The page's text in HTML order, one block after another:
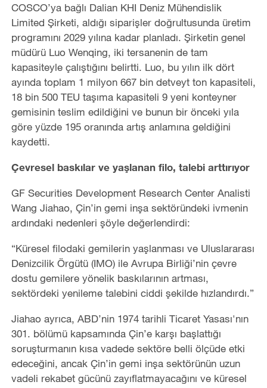
COSCO’ya bağlı Dalian KHI Deniz Mühendislik
Limited Şirketi, aldığı siparişler doğrultusunda üretim
programını 2029 yılına kadar planladı. Şirketin genel
müdürü Luo Wenqing, iki tersanenin de tam
kapasiteyle çalıştığını belirtti. Luo, bu yılın ilk dört
ayında toplam 1 milyon 667 bin detveyt ton kapasiteli,
18 bin 500 TEU taşıma kapasiteli 9 yeni konteyner
gemisinin teslim edildiğini ve bunun bir önceki yıla
göre yüzde 195 oranında artış anlamına geldiğini
kaydetti.
Çevresel baskılar ve yaşlanan filo, talebi arttırıyor
GF Securities Development Research Center Analisti
Wang Jiahao, Çin’in gemi inşa sektöründeki ivmenin
ardındaki nedenleri şöyle değerlendirdi:
“Küresel filodaki gemilerin yaşlanması ve Uluslararası
Denizcilik Örgütü (IMO) ile Avrupa Birliği’nin çevre
dostu gemilere yönelik baskılarının artması,
sektördeki yenileme talebini ciddi şekilde hızlandırdı.”
Jiahao ayrıca, ABD’nin 1974 tarihli Ticaret Yasası'nın
301. bölümü kapsamında Çin’e karşı başlattığı
soruşturmanın kısa vadede sektöre belli ölçüde etki
edeceğini, ancak Çin’in gemi inşa sektörünün uzun
vadeli rekabet gücünü zayıflatmayacağını ve küresel